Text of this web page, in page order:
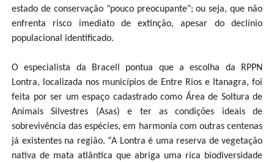
estado de conservação "pouco preocupante"; ou seja, que não
enfrenta risco imediato de extinção, apesar do declínio
populacional identificado.
O especialista da Bracell pontua que a escolha da RPPN
Lontra, localizada nos municípios de Entre Rios e Itanagra, foi
feita por ser um espaço cadastrado como Área de Soltura de
Animais Silvestres (Asas) e ter as condições ideais de
sobrevivência das espécies, em harmonia com outras centenas
já existentes na região. “A Lontra é uma reserva de vegetação
nativa de mata atlântica que abriga uma rica biodiversidade